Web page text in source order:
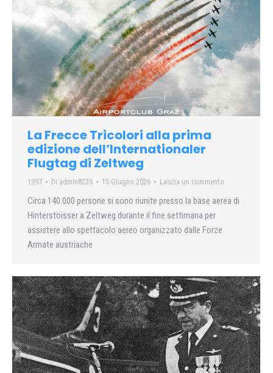
La Frecce Tricolori alla prima
edizione dell’Internationaler
Flugtag di Zeltweg
1997 Di admin8235 15 Giugno 2026 Lascia un commento
Circa 140.000 persone si sono riunite presso la base aerea di
Hinterstoisser a Zeltweg durante il fine settimana per
assistere allo spettacolo aereo organizzato dalle Forze
Armate austriache